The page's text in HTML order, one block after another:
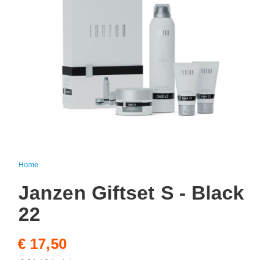
Home
Janzen Giftset S - Black
22
€ 17,50